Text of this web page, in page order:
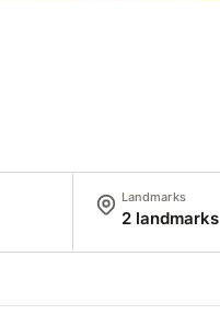
Landmarks
2 landmarks